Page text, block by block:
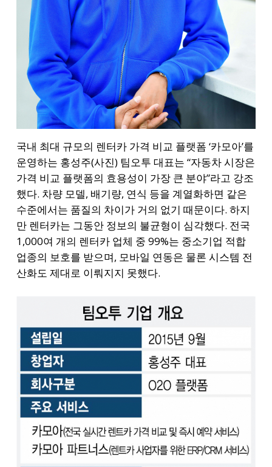
국내 최대 규모의 렌터카 가격 비교 플랫폼 ‘카모아’를
운영하는 홍성주(사진) 팀오투 대표는 “자동차 시장은
가격 비교 플랫폼의 효용성이 가장 큰 분야”라고 강조
했다. 차량 모델, 배기량, 연식 등을 계열화하면 같은
수준에서는 품질의 차이가 거의 없기 때문이다. 하지
만 렌터카는 그동안 정보의 불균형이 심각했다. 전국
1,000여 개의 렌터카 업체 중 99%는 중소기업 적합
업종의 보호를 받으며, 모바일 연동은 물론 시스템 전
산화도 제대로 이뤄지지 못했다.